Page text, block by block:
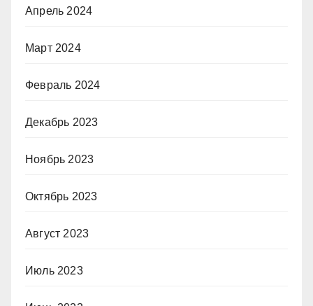
Апрель 2024
Март 2024
Февраль 2024
Декабрь 2023
Ноябрь 2023
Октябрь 2023
Август 2023
Июль 2023